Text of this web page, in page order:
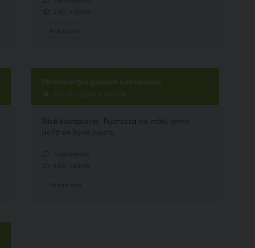
Strömbergin puiston koirapuisto
Strömbergintie 4, Helsinki
Siisti koirapuisto. Puistossa iso mäki, joten
siellä on hyvä juosta.